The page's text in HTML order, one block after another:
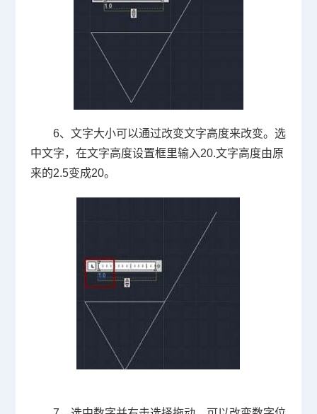
6、文字大小可以通过改变文字高度来改变。选
中文字，在文字高度设置框里输入20.文字高度由原
来的2.5变成20。